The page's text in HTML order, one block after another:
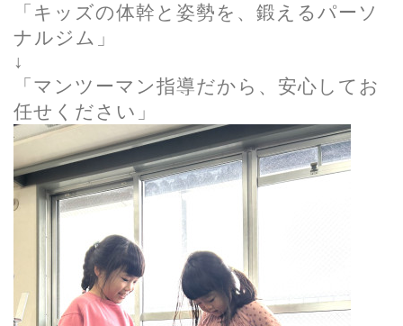
「キッズの体幹と姿勢を、鍛えるパーソ
ナルジム」
↓
「マンツーマン指導だから、安心してお
任せください」